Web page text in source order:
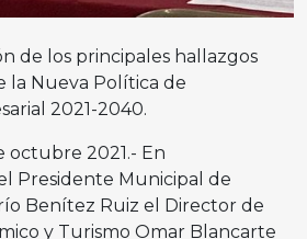
los principales hallazgos
la Nueva Política de
2021-2040.
octubre 2021.- En
Presidente Municipal de
Benítez Ruiz el Director de
y Turismo Omar Blancarte